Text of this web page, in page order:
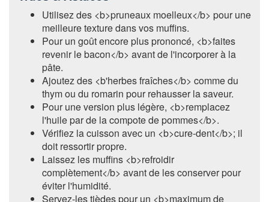
Utilisez des <b>pruneaux moelleux</b> pour une
meilleure texture dans vos muffins.
Pour un goût encore plus prononcé, <b>faites
revenir le bacon</b> avant de l'incorporer à la
pâte.
Ajoutez des <b'herbes fraîches</b> comme du
thym ou du romarin pour rehausser la saveur.
Pour une version plus légère, <b>remplacez
l'huile par de la compote de pommes</b>.
Vérifiez la cuisson avec un <b>cure-dent</b>; il
doit ressortir propre.
Laissez les muffins <b>refroidir
complètement</b> avant de les conserver pour
éviter l'humidité.
Servez-les tièdes pour un <b>maximum de